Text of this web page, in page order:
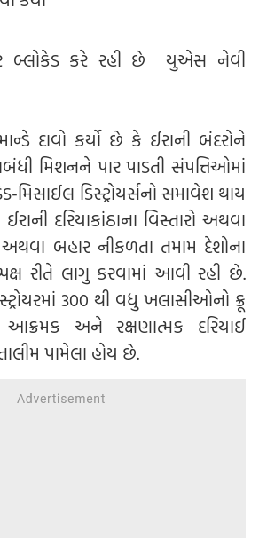
બ્લોકેડ કરે રહી છે યુએસ નેવી
દાવો કર્યો છે કે ઈરાની બંદરોને
મિશનને પાર પાડતી સંપત્તિઓમાં
ડિસ્ટ્રોયર્સનો સમાવેશ થાય
દરિયાકાંઠાના વિસ્તારો અથવા
અથવા બહાર નીકળતા તમામ દેશોના
રીતે લાગુ કરવામાં આવી રહી છે.
300 થી વધુ ખલાસીઓનો ક્રૂ
અને રક્ષણાત્મક દરિયાઈ
પામેલા હોય છે.